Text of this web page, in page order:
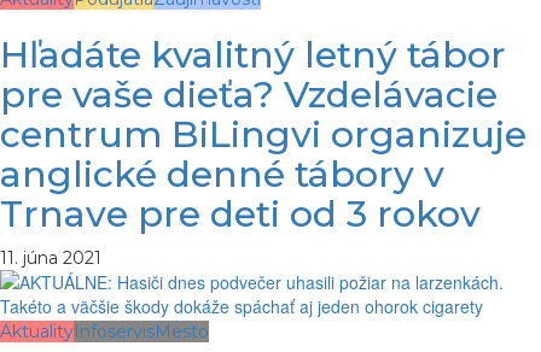
Hľadáte kvalitný letný tábor
pre vaše dieťa? Vzdelávacie
centrum BiLingvi organizuje
anglické denné tábory v
Trnave pre deti od 3 rokov
11. júna 2021
Aktuality InfoservisMesto